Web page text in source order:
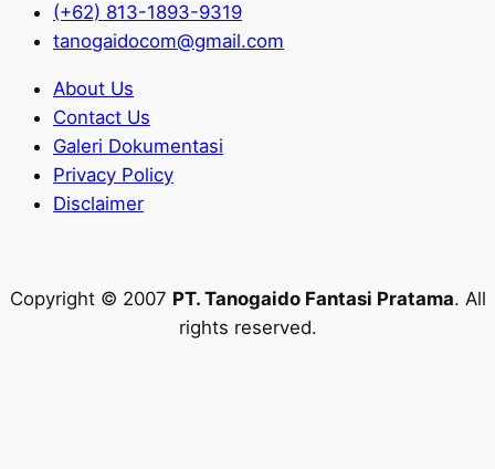
(+62) 813-1893-9319
tanogaidocom@gmail.com
About Us
Contact Us
Galeri Dokumentasi
Privacy Policy
Disclaimer
Copyright © 2007 PT. Tanogaido Fantasi Pratama. All
rights reserved.